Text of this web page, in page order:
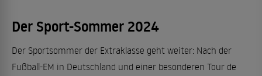
Der Sport-Sommer 2024
Der Sportsommer der Extraklasse geht weiter: Nach der
Fußball-EM in Deutschland und einer besonderen Tour de